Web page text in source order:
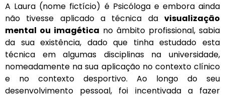
A Laura (nome fictício) é Psicóloga e embora ainda
não tivesse aplicado a técnica da visualização
mental ou imagética no âmbito profissional, sabia
da sua existência, dado que tinha estudado esta
técnica em algumas disciplinas na universidade,
nomeadamente na sua aplicação no contexto clínico
e no contexto desportivo. Ao longo do seu
desenvolvimento pessoal, foi incentivada a fazer